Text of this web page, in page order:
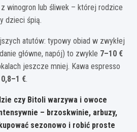
winogron lub śliwek – której rodzice
dzieci śpią.
atutów: typowy obiad w zwykłej
główne, napój) to zwykle 7–10 €
jeszcze mniej. Kawa espresso
0,8–1 €.
czy Bitoli warzywa i owoce
– brzoskwinie, arbuzy,
sezonowo i robić proste